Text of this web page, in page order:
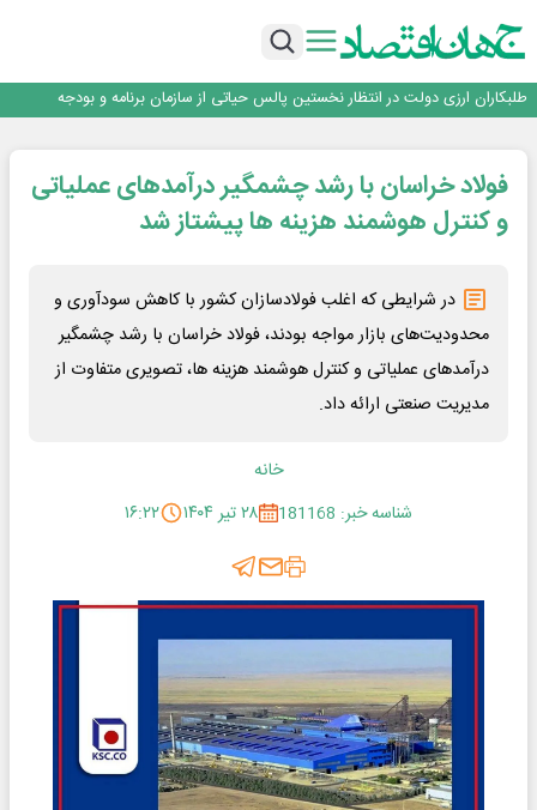
عملیات تخصصی شهرداری منطقه یک برای صیانت از چنارهای میدان تجریش
طلبکاران ارزی دولت در انتظار نخستین پالس حیاتی از سازمان برنامه و بودجه
شرکت را در صدر قرار داده است
تأکید امام جمعه جاجرم بر ارتقای سواد رسانه‌ای و مطالبه‌گری خبرنگاران
عملیات تخصصی شهرداری منطقه یک برای صیانت از چنارهای میدان تجریش
آموزش بر مبنای نیاز بازار کار؛ محور اصلی طرح مهارت‌آموزی سربازان
فولاد خراسان با رشد چشمگیر درآمد‌های عملیاتی
و کنترل هوشمند هزینه ها پیشتاز شد
در شرایطی که اغلب فولادسازان کشور با کاهش سودآوری و
محدودیت‌های بازار مواجه بودند، فولاد خراسان با رشد چشمگیر
درآمد‌های عملیاتی و کنترل هوشمند هزینه ها، تصویری متفاوت از
مدیریت صنعتی ارائه داد.
خانه
شناسه خبر: 181168
۲۸ تیر ۱۴۰۴ ۱۶:۲۲